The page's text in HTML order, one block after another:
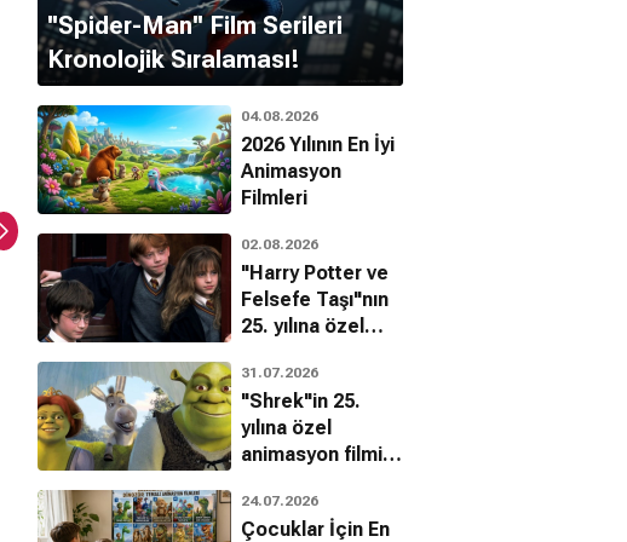
Kurt Russell
Robert Ramsey
Richard Dreyfuss
Richard Nelson
''Spider-Man'' Film Serileri
Kronolojik Sıralaması!
04.08.2026
2026 Yılının En İyi
Animasyon
Filmleri
02.08.2026
"Harry Potter ve
Felsefe Taşı"nın
25. yılına özel
bilinmeyenleri!
31.07.2026
"Shrek"in 25.
yılına özel
animasyon filmin
24.07.2026
Çocuklar İçin En